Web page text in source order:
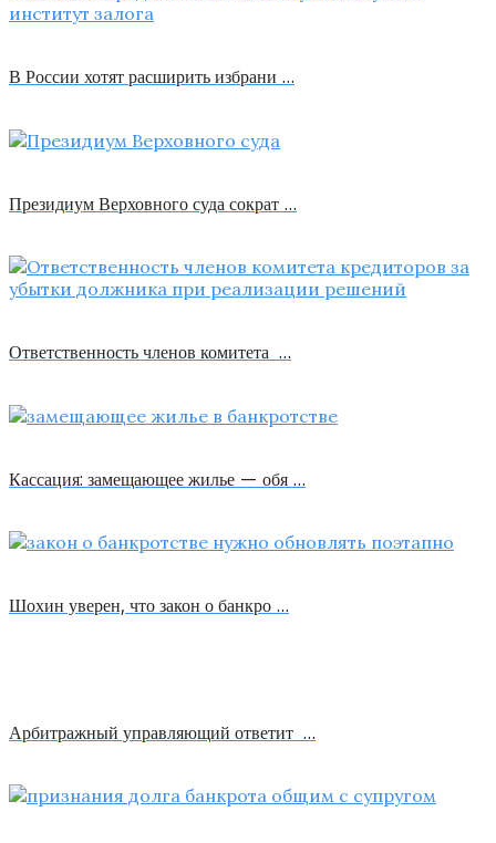
В России хотят расширить избрани …
Президиум Верховного суда сократ …
Ответственность членов комитета …
Кассация: замещающее жилье — обя …
Шохин уверен, что закон о банкро …
Арбитражный управляющий ответит …